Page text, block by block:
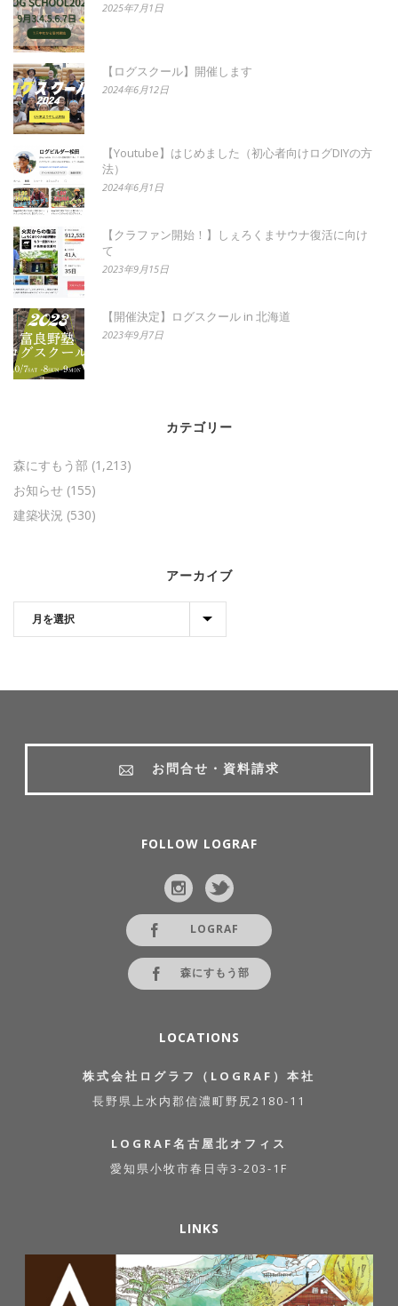
2025年7月1日
【ログスクール】開催します
2024年6月12日
【Youtube】はじめました（初心者向けログDIYの方
法）
2024年6月1日
【クラファン開始！】しぇろくまサウナ復活に向け
て
2023年9月15日
【開催決定】ログスクール in 北海道
2023年9月7日
カテゴリー
森にすもう部 (1,213)
お知らせ (155)
建築状況 (530)
アーカイブ
お問合せ・資料請求
FOLLOW LOGRAF
LOGRAF
森にすもう部
LOCATIONS
株式会社ログラフ（LOGRAF）本社
長野県上水内郡信濃町野尻2180-11
LOGRAF名古屋北オフィス
愛知県小牧市春日寺3-203-1F
LINKS